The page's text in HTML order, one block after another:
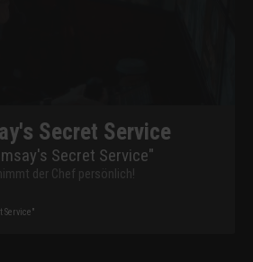
Secret Service
Secret Service"
der Chef persönlich!
Service"